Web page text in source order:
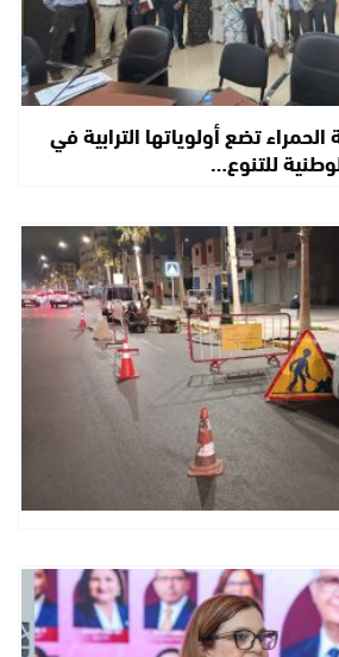
تضع أولوياتها الترابية في
للتنوع…